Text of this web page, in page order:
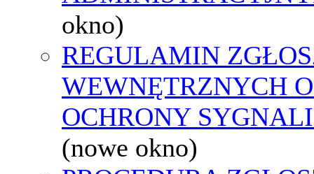
okno)
REGULAMIN
WEWNĘTRZNYCH
OCHRONY
(nowe okno)